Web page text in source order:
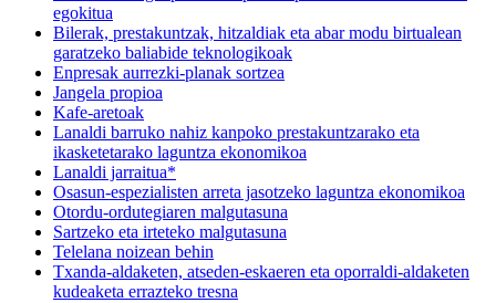
egokitua
Bilerak, prestakuntzak, hitzaldiak eta abar modu birtualean
garatzeko baliabide teknologikoak
Enpresak aurrezki-planak sortzea
Jangela propioa
Kafe-aretoak
Lanaldi barruko nahiz kanpoko prestakuntzarako eta
ikasketetarako laguntza ekonomikoa
Lanaldi jarraitua*
Osasun-espezialisten arreta jasotzeko laguntza ekonomikoa
Otordu-ordutegiaren malgutasuna
Sartzeko eta irteteko malgutasuna
Telelana noizean behin
Txanda-aldaketen, atseden-eskaeren eta oporraldi-aldaketen
kudeaketa errazteko tresna